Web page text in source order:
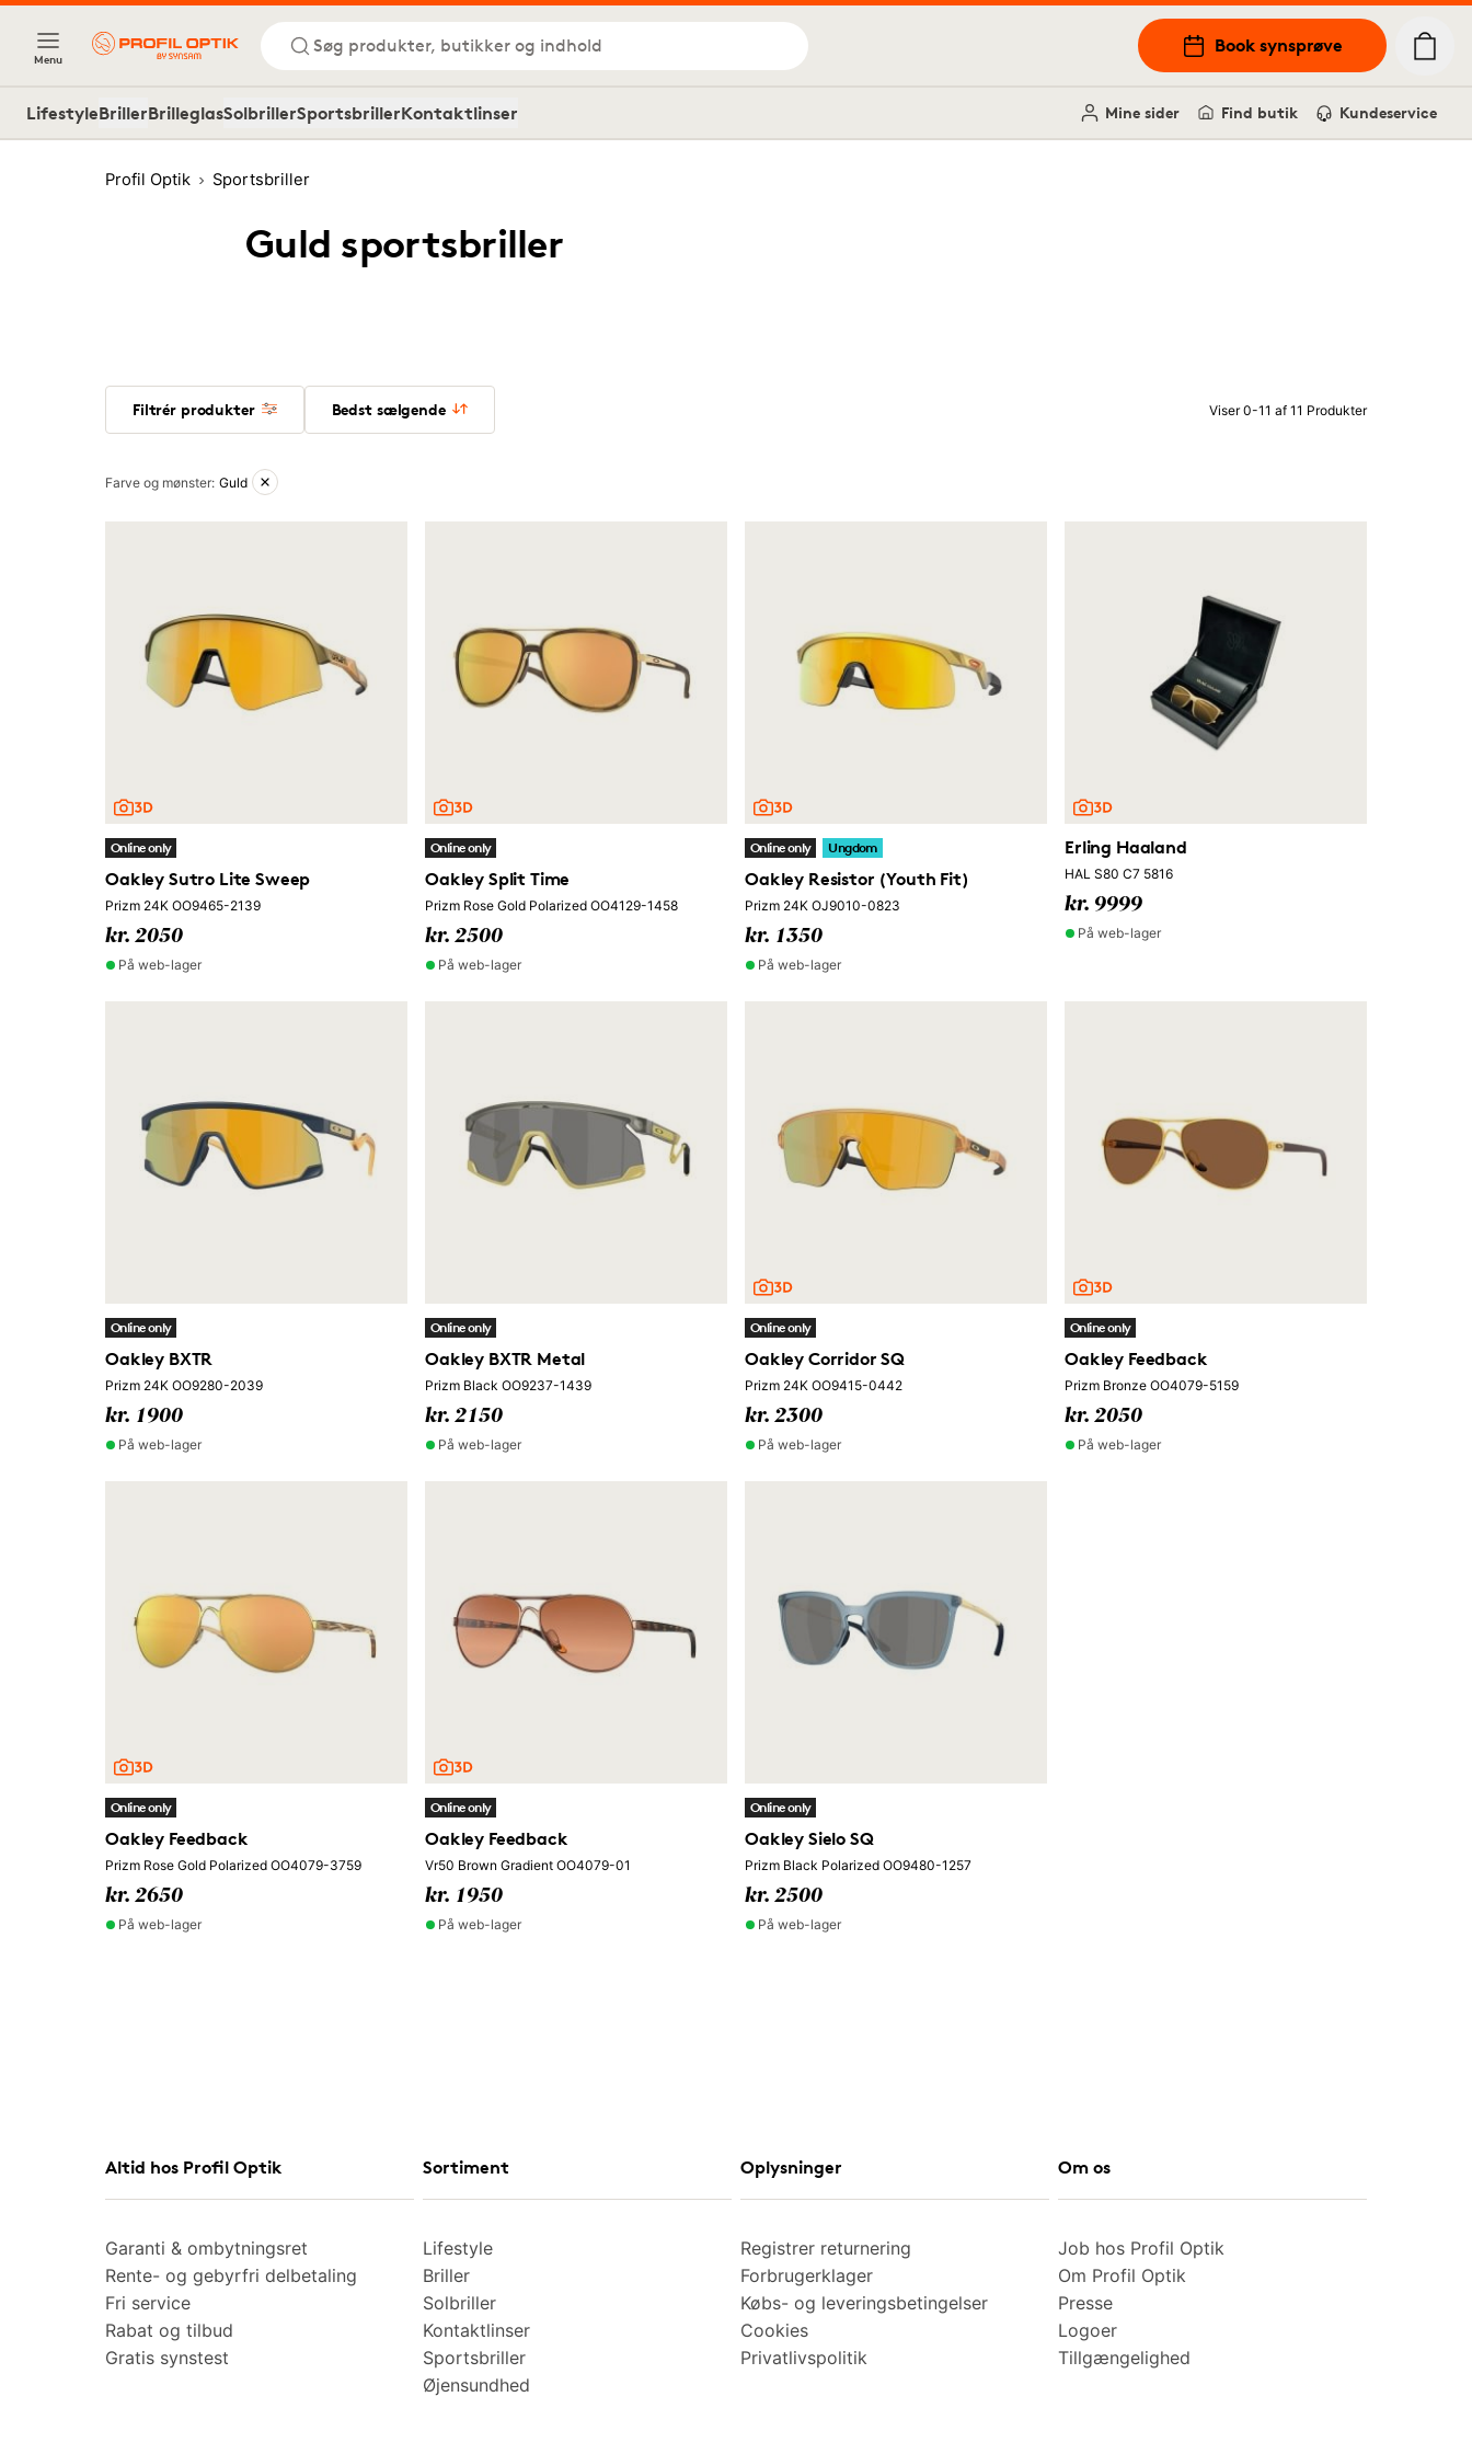
Menu
Søg produkter, butikker og indhold Book synsprøve
LifestyleBrillerBrilleglasSolbrillerSportsbrillerKontaktlinser Mine sider Find butik Kundeservice
Profil Optik Sportsbriller
Guld sportsbriller
Filtrér produkter Bedst sælgende Viser 0-11 af 11 Produkter
Aktive filtre
Farve og mønster: Guld
Online only
Oakley Sutro Lite Sweep
Prizm 24K OO9465-2139
kr. 2050
På web-lager
Online only
Oakley Split Time
Prizm Rose Gold Polarized OO4129-1458
kr. 2500
På web-lager
Online only Ungdom
Oakley Resistor (Youth Fit)
Prizm 24K OJ9010-0823
kr. 1350
På web-lager
Erling Haaland
HAL S80 C7 5816
kr. 9999
På web-lager
Online only
Oakley BXTR
Prizm 24K OO9280-2039
kr. 1900
På web-lager
Online only
Oakley BXTR Metal
Prizm Black OO9237-1439
kr. 2150
På web-lager
Online only
Oakley Corridor SQ
Prizm 24K OO9415-0442
kr. 2300
På web-lager
Online only
Oakley Feedback
Prizm Bronze OO4079-5159
kr. 2050
På web-lager
Online only
Oakley Feedback
Prizm Rose Gold Polarized OO4079-3759
kr. 2650
På web-lager
Online only
Oakley Feedback
Vr50 Brown Gradient OO4079-01
kr. 1950
På web-lager
Online only
Oakley Sielo SQ
Prizm Black Polarized OO9480-1257
kr. 2500
På web-lager
Altid hos Profil Optik
Garanti & ombytningsret
Rente- og gebyrfri delbetaling
Fri service
Rabat og tilbud
Gratis synstest
Sortiment
Lifestyle
Briller
Solbriller
Kontaktlinser
Sportsbriller
Øjensundhed
Oplysninger
Registrer returnering
Forbrugerklager
Købs- og leveringsbetingelser
Cookies
Privatlivspolitik
Om os
Job hos Profil Optik
Om Profil Optik
Presse
Logoer
Tillgængelighed